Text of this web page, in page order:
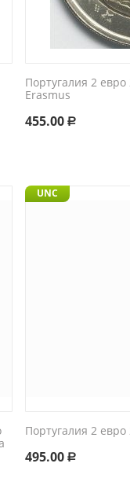
Португалия 2
Erasmus
455.00 Р
UNC
Португалия 2
495.00 Р